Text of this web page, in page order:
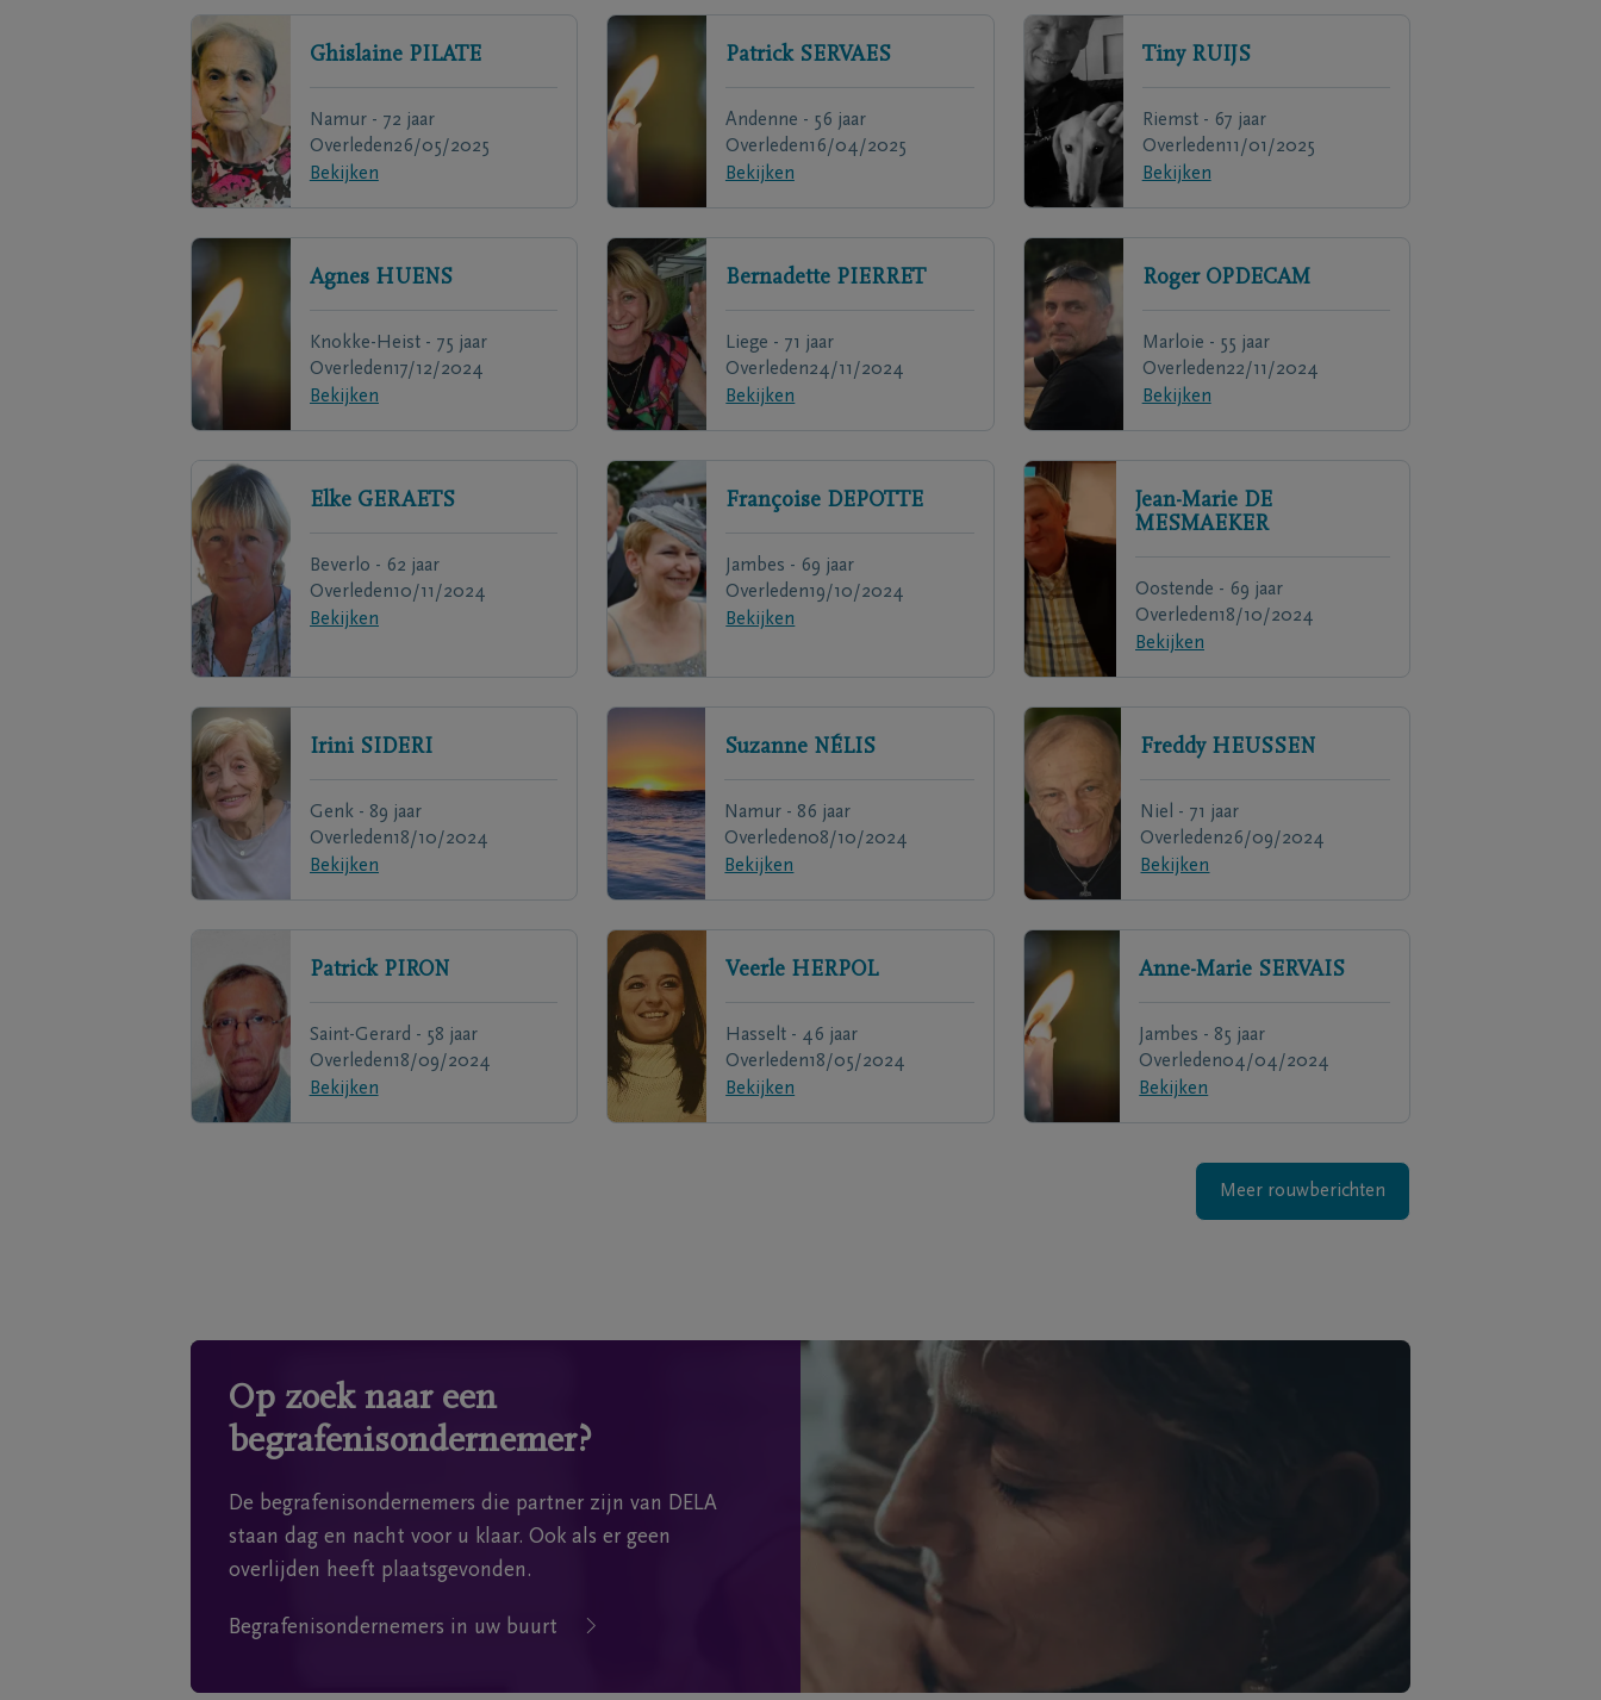
Ghislaine PILATE
Namur - 72 jaar
Overleden26/05/2025
Bekijken
Patrick SERVAES
Andenne - 56 jaar
Overleden16/04/2025
Bekijken
Tiny RUIJS
Riemst - 67 jaar
Overleden11/01/2025
Bekijken
Agnes HUENS
Knokke-Heist - 75 jaar
Overleden17/12/2024
Bekijken
Bernadette PIERRET
Liege - 71 jaar
Overleden24/11/2024
Bekijken
Roger OPDECAM
Marloie - 55 jaar
Overleden22/11/2024
Bekijken
Elke GERAETS
Beverlo - 62 jaar
Overleden10/11/2024
Bekijken
Françoise DEPOTTE
Jambes - 69 jaar
Overleden19/10/2024
Bekijken
Jean-Marie DE
MESMAEKER
Oostende - 69 jaar
Overleden18/10/2024
Bekijken
Irini SIDERI
Genk - 89 jaar
Overleden18/10/2024
Bekijken
Suzanne NÉLIS
Namur - 86 jaar
Overleden08/10/2024
Bekijken
Freddy HEUSSEN
Niel - 71 jaar
Overleden26/09/2024
Bekijken
Patrick PIRON
Saint-Gerard - 58 jaar
Overleden18/09/2024
Bekijken
Veerle HERPOL
Hasselt - 46 jaar
Overleden18/05/2024
Bekijken
Anne-Marie SERVAIS
Jambes - 85 jaar
Overleden04/04/2024
Bekijken
Meer rouwberichten
Op zoek naar een
begrafenisondernemer?
De begrafenisondernemers die partner zijn van DELA
staan dag en nacht voor u klaar. Ook als er geen
overlijden heeft plaatsgevonden.
Begrafenisondernemers in uw buurt